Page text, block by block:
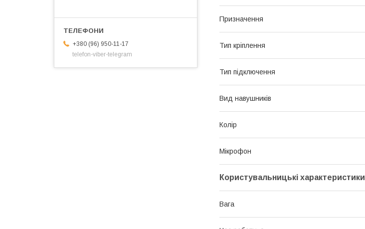
Призначення
Тип кріплення
Тип підключення
Вид навушників
Колір
Мікрофон
Користувальницькі характеристики
Вага
+380 (96) 950-11-17
telefon-viber-telegram